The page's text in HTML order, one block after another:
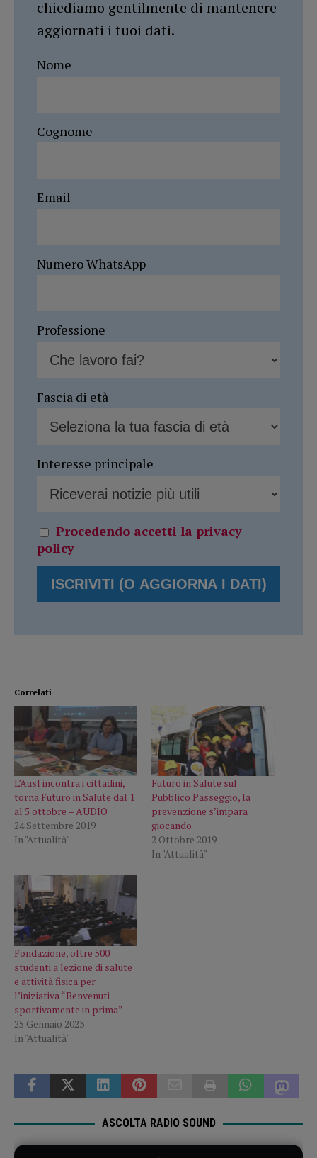
chiediamo gentilmente di mantenere
aggiornati i tuoi dati.
Nome
Cognome
Email
Numero WhatsApp
Professione
Fascia di età
Interesse principale
Procedendo accetti la privacy
policy
Correlati
L’Ausl incontra i cittadini,
torna Futuro in Salute dal 1
al 5 ottobre – AUDIO
24 Settembre 2019
In "Attualità"
Futuro in Salute sul
Pubblico Passeggio, la
prevenzione s’impara
giocando
2 Ottobre 2019
In "Attualità"
Fondazione, oltre 500
studenti a lezione di salute
e attività fisica per
l’iniziativa “Benvenuti
sportivamente in prima”
25 Gennaio 2023
In "Attualità"
ASCOLTA RADIO SOUND